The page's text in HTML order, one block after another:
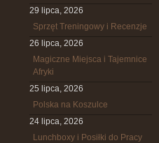
29 lipca, 2026
Sprzęt Treningowy i Recenzje
26 lipca, 2026
Magiczne Miejsca i Tajemnice
Afryki
25 lipca, 2026
Polska na Koszulce
24 lipca, 2026
Lunchboxy i Posiłki do Pracy